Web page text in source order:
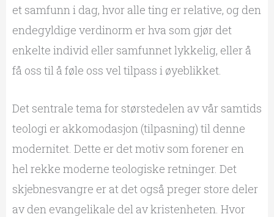
et samfunn i dag, hvor alle ting er relative, og den
endegyldige verdinorm er hva som gjør det
enkelte individ eller samfunnet lykkelig, eller å
få oss til å føle oss vel tilpass i øyeblikket.
Det sentrale tema for størstedelen av vår samtids
teologi er akkomodasjon (tilpasning) til denne
modernitet. Dette er det motiv som forener en
hel rekke moderne teologiske retninger. Det
skjebnesvangre er at det også preger store deler
av den evangelikale del av kristenheten. Hvor